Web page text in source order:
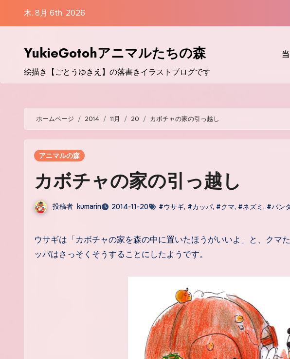
木. 8月 6th, 2026
YukieGotohアニマルたちの森
絵描き【ごとうゆきえ】の落書きイラストブログです
ホームページ 2014 11月 20 カボチャの家の引っ越し
アニマルの森
カボチャの家の引っ越し
投稿者 kumarin 2014-11-20 #ウサギ, #カッパ, #クマ, #ネズミ , #パン
ウサギは「カボチャの家を森の中に置いたほうがいいよ」と、クマたちやパンダと一緒にカッパに話してみると、カ
ッパはさっそくそうすることにしたようです。